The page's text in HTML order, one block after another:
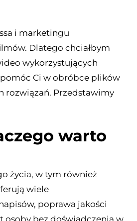
i marketingu
Dlatego chciałbym
wykorzystujących
Ci w obróbce plików
rozwiązań. Przedstawimy
warto
życia, w tym również
wiele
poprawa jakości